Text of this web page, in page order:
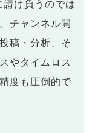
け負うのでは
チャンネル開
稿・分析、そ
やタイムロス
度も圧倒的で